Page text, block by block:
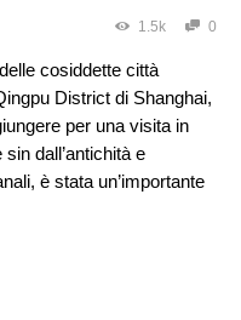
1.5k 0
cosiddette città
District di Shanghai,
per una visita in
dall’antichità e
è stata un’importante